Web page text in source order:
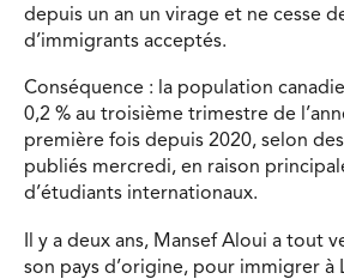
depuis un an un virage et ne cesse
d’immigrants acceptés.
Conséquence : la population
0,2 % au troisième trimestre de
première fois depuis 2020, selon
publiés mercredi, en raison
d’étudiants internationaux.
Il y a deux ans, Mansef Aloui a tout
son pays d’origine, pour immigrer à